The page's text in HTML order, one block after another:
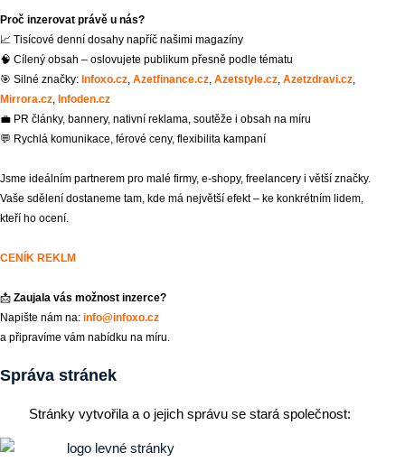
Proč inzerovat právě u nás?
📈 Tisícové denní dosahy napříč našimi magazíny
🧠 Cílený obsah – oslovujete publikum přesně podle tématu
🎯 Silné značky: Infoxo.cz, Azetfinance.cz, Azetstyle.cz, Azetzdravi.cz,
Mirrora.cz, Infoden.cz
💼 PR články, bannery, nativní reklama, soutěže i obsah na míru
💬 Rychlá komunikace, férové ceny, flexibilita kampaní
Jsme ideálním partnerem pro malé firmy, e-shopy, freelancery i větší značky.
Vaše sdělení dostaneme tam, kde má největší efekt – ke konkrétním lidem,
kteří ho ocení.
CENÍK REKLM
📩 Zaujala vás možnost inzerce?
Napište nám na: info@infoxo.cz
a připravíme vám nabídku na míru.
Správa stránek
Stránky vytvořila a o jejich správu se stará společnost: